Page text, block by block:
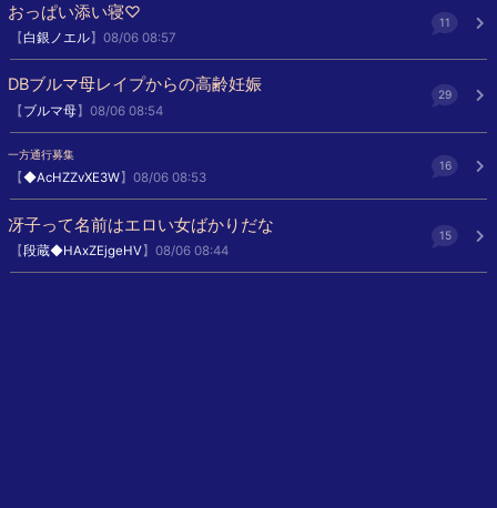
おっぱい添い寝♡
【 白銀ノエル】08/06 08:57
11
DBブルマ母レイプからの高齢妊娠
【 ブルマ母】08/06 08:54
29
一方通行募集
【◆AcHZZvXE3W】08/06 08:53
16
冴子って名前はエロい女ばかりだな
【段蔵◆HAxZEjgeHV】08/06 08:44
15